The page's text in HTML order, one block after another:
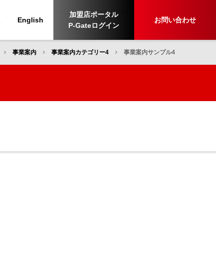
English
加盟店ポータル
P-Gateログイン
お問い合わせ
事業案内 事業案内カテゴリー4 事業案内サンプル4